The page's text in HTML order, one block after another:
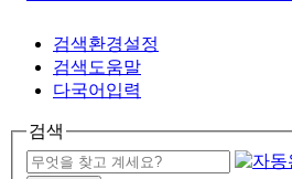
검색환경설정
검색도움말
다국어입력
검색